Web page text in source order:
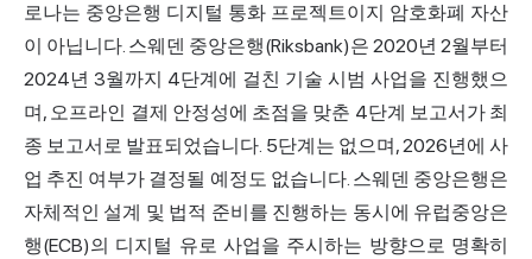
로나는 중앙은행 디지털 통화 프로젝트이지 암호화폐 자산
이 아닙니다. 스웨덴 중앙은행(Riksbank)은 2020년 2월부터
2024년 3월까지 4단계에 걸친 기술 시범 사업을 진행했으
며, 오프라인 결제 안정성에 초점을 맞춘 4단계 보고서가 최
종 보고서로 발표되었습니다. 5단계는 없으며, 2026년에 사
업 추진 여부가 결정될 예정도 없습니다. 스웨덴 중앙은행은
자체적인 설계 및 법적 준비를 진행하는 동시에 유럽중앙은
행(ECB)의 디지털 유로 사업을 주시하는 방향으로 명확히